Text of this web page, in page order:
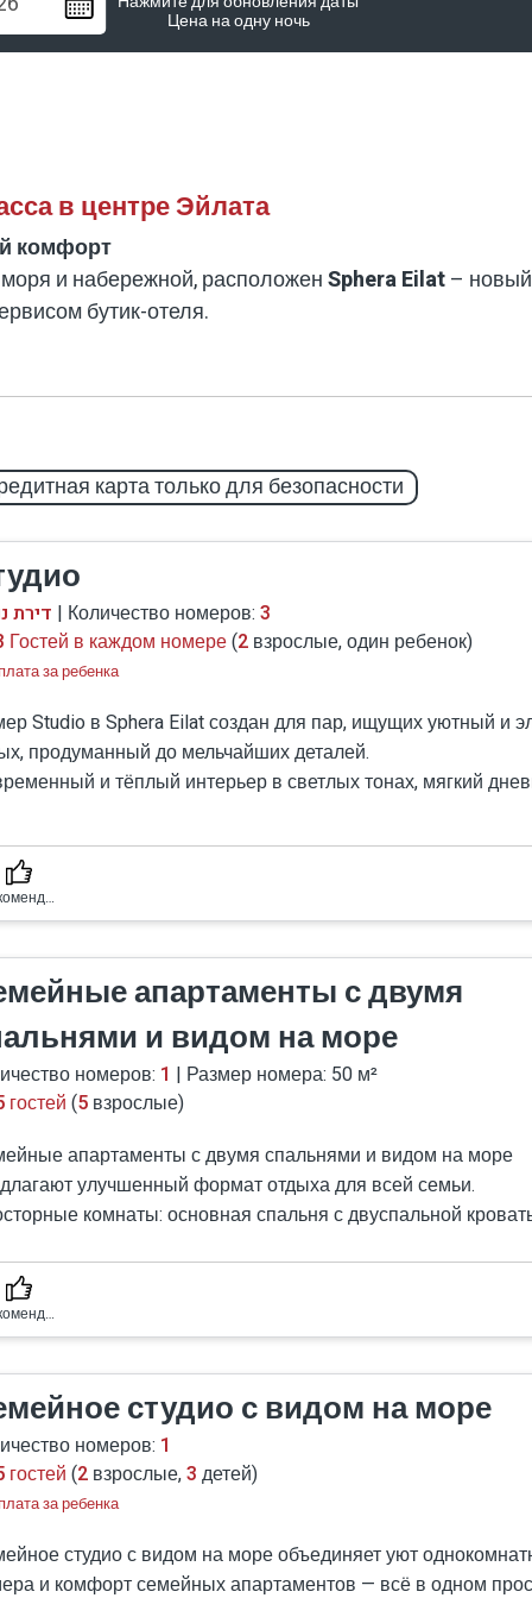
Цена на одну ночь
в центре Эйлата
комфорт
и набережной, расположенSphera Eilat–
бутик-отеля.
апартаменты с мини-кухней, открытый бассейн,
ценящих чистоту, тишину и
с балконом.
на море.
семей или групп друзей.
на море.
size), мини-кухня (холодильник, микроволновка,
Wi-Fi и кондиционер.
спокойствия и уютного отдыха.
завтрака в номер.
и главных достопримечательностей Эйлата.
море и горы Эйлата.
к бассейну.
карта только для безопасности
דירת | Количество номеров: 3
Гостей в каждом номере(2 взрослые, один ребенок)
за ребенка
Studio в Sphera Eilat создан для пар, ищущих уютный и
продуманный до мельчайших деталей.
и тёплый интерьер в светлых тонах, мягкий
кровать с ортопедическим матрасом и качественным
бельём обеспечивает комфорт уровня
мини-кухня позволяет приготовить кофе
ужин без лишних хлопот.
сочетает функциональность и изысканный дизайн —
подходит для романтического отдыха или короткой
соотношение цены и уровня комфорта.
и спокойное расположение в самом центре Эйлата.
Рекомендуемый номер
апартаменты с двумя
и видом на море
номеров: 1 | Размер номера: 50 м²
гостей (5 взрослые)
апартаменты с двумя спальнями и видом на море
улучшенный формат отдыха для всей семьи.
комнаты: основная спальня с двуспальной
гостиная с открытой мини-кухней, где можно проводить
сохраняя личное пространство.
балкона открывается великолепный вид на
сочетают уют дома и удобства современного
комфорт и стиль на высшем уровне.
для семей с детьми или небольших групп.
с видом на море — важный элемент отпуска в Эйлате.
балкон для отдыха, чтения или вечернего заката.
Рекомендуемый номер
студио с видом на море
номеров: 1
гостей (2 взрослые,3 детей)
за ребенка
студио с видом на море объединяет уют
и комфорт семейных апартаментов — всё в одном